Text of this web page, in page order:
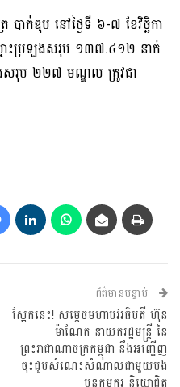
បាក់ឌុប នៅថ្ងៃទី ៦-៧ ខែវិច្ឆិកា
ោះប្រឡងសរុប ១៣៧.៤១២ នាក់
ប ២២៧ មណ្ឌល ត្រូវជា
ព័ត៌មានបន្ទាប់
ស្អែកនេះ! សម្តេចមហាបវរធិបតី ហ៊ុន
ម៉ាណែត នាយករដ្ឋមន្ត្រី នៃ
ព្រះរាជាណាចក្រកម្ពុជា នឹងអញ្ជើញ
ចុះជួបសំណេះសំណាលជាមួយបង